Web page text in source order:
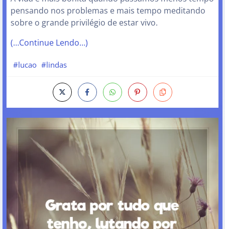
pensando nos problemas e mais tempo meditando
sobre o grande privilégio de estar vivo.
(…Continue Lendo…)
#lucao #lindas